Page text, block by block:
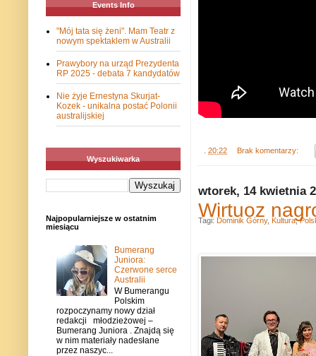
20:22 Brak komentarzy:
wtorek, 14 kwietnia
Wirtuoz
Tagi: Dominik Górny, Kultura,
Events Info
"Mój tata się żeni". Mam Teatr z
nowym spektaklem w Australii
Prawybory na urząd Prezydenta
RP 2025 - debata 7 kandydatów
Nie żyje Ernestyna Skurjat-
Kozek - unikalna postać Polonii
australijskiej
Wyszukiwarka
Najpopularniejsze w ostatnim
miesiącu
Bumerang
Juniora:
Czerwone serce
Australii
W Bumerangu
Polskim
rozpoczynamy nowy dział
redakcji młodzieżowej –
Bumerang Juniora . Znajdą się
w nim materiały nadesłane
przez naszyc...